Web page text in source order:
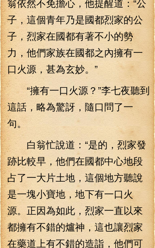
子，這個青年乃是國都烈家的公
子，烈家在國都有著不小的勢
力，他們家族在國都之內擁有一
口火源，甚為玄妙。”
“擁有一口火源？”李七夜聽到
這話，略為驚訝，隨口問了一
句。
白翁忙說道：“是的，烈家發
跡比較早，他們在國都中心地段
占了一大片土地，這個地方聽說
是一塊小寶地，地下有一口火
源。正因為如此，烈家一直以來
都擁有不錯的爐神，這也讓烈家
在藥道上有不錯的造詣，他們可